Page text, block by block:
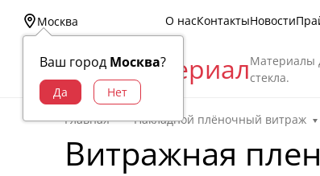
Москва
Ваш город Москва?
О насКонтактыНовости
Витраж МатериалМатериалы
стекла.
Главная Накладной плёночный витраж
Витражная